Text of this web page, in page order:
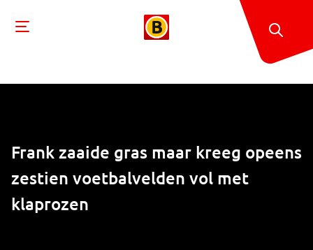
Frank zaaide gras maar kreeg opeens
zestien voetbalvelden vol met
klaprozen